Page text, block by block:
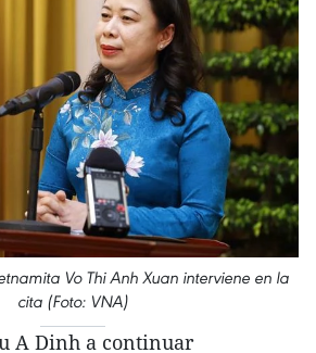
Vo Thi Anh Xuan interviene en la
cita (Foto: VNA)
A Dinh a continuar